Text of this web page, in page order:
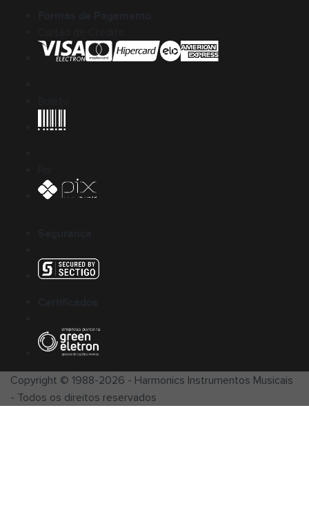
Copyright © 1988-2026 - Harmonics Instrumentos Musicais
- Todos os direitos reservados